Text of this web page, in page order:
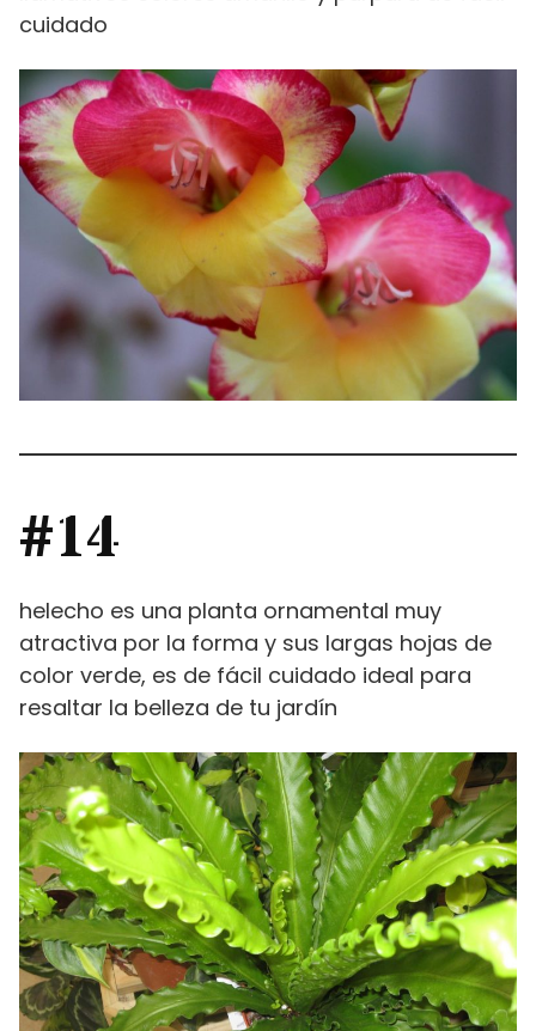
cuidado
#14
helecho es una planta ornamental muy
atractiva por la forma y sus largas hojas de
color verde, es de fácil cuidado ideal para
resaltar la belleza de tu jardín